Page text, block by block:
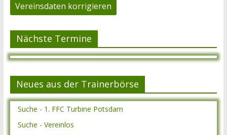
Vereinsdaten korrigieren
Nächste Termine
Neues aus der Trainerbörse
Suche - 1. FFC Turbine Potsdam
Suche - Vereinlos